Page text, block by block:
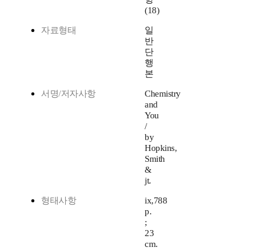
(18)
자료형태
일
반
단
행
본
서명/저자사항
Chemistry
and
You
/
by
Hopkins,
Smith
&
jt.
형태사항
ix,788
p.
;
23
cm.